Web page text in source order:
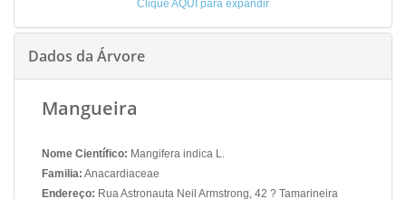
Clique AQUI para expandir
Dados da Árvore
Mangueira
Nome Científico: Mangifera indica L.
Familia: Anacardiaceae
Endereço: Rua Astronauta Neil Armstrong, 42 ? Tamarineira